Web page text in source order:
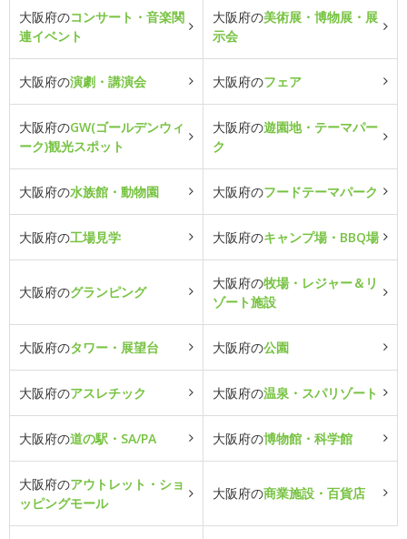
大阪府のコンサート・音楽関
連イベント
大阪府の美術展・博物展・展
示会
大阪府の演劇・講演会 大阪府のフェア
大阪府のGW(ゴールデンウィ
ーク)観光スポット
大阪府の遊園地・テーマパー
ク
大阪府の水族館・動物園 大阪府のフードテーマパーク
大阪府の工場見学 大阪府のキャンプ場・BBQ場
大阪府のグランピング
大阪府の牧場・レジャー＆リ
ゾート施設
大阪府のタワー・展望台 大阪府の公園
大阪府のアスレチック 大阪府の温泉・スパリゾート
大阪府の道の駅・SA/PA 大阪府の博物館・科学館
大阪府のアウトレット・ショ
ッピングモール
大阪府の商業施設・百貨店